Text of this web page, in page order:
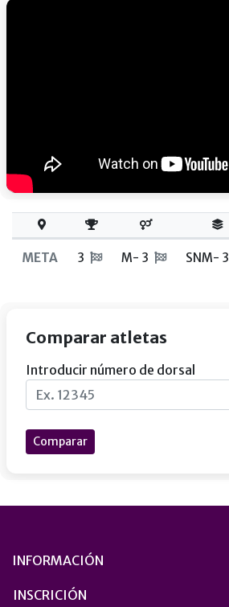
META 3 M- 3 SNM- 3
Comparar atletas
Introducir número de dorsal
Comparar
INFORMACIÓN
INSCRICIÓN